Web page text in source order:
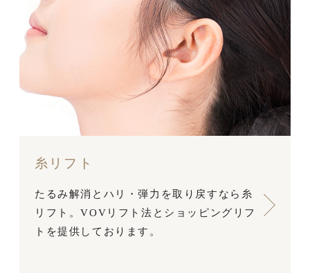
糸リフト
たるみ解消とハリ・弾力を取り戻すなら糸
リフト。VOVリフト法とショッピングリフ
トを提供しております。